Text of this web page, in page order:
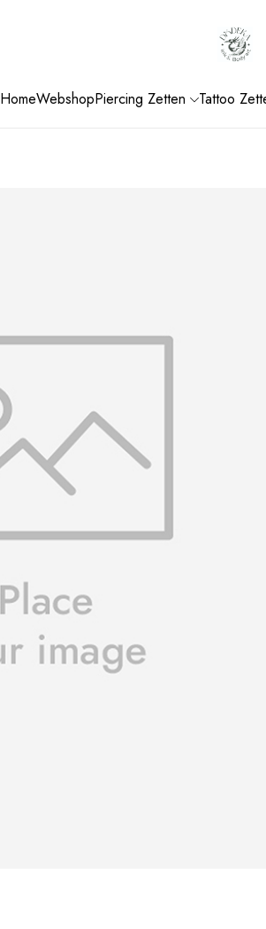
HomeWebshopPiercing Zetten Tattoo